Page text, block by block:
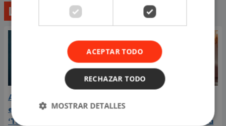
Lo último
Aria Vega conquista con
el lanzamiento de
‘Tototo (+4)’
embarazada de su
segundo hijo? Mike Bahía
ACEPTAR TODO
RECHAZAR TODO
MOSTRAR DETALLES